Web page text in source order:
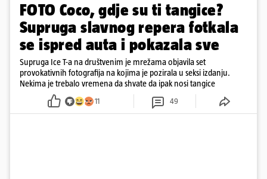
FOTO Coco, gdje su ti tangice?
Supruga slavnog repera fotkala
se ispred auta i pokazala sve
Supruga Ice T-a na društvenim je mrežama objavila set
provokativnih fotografija na kojima je pozirala u seksi izdanju.
Nekima je trebalo vremena da shvate da ipak nosi tangice
11 49